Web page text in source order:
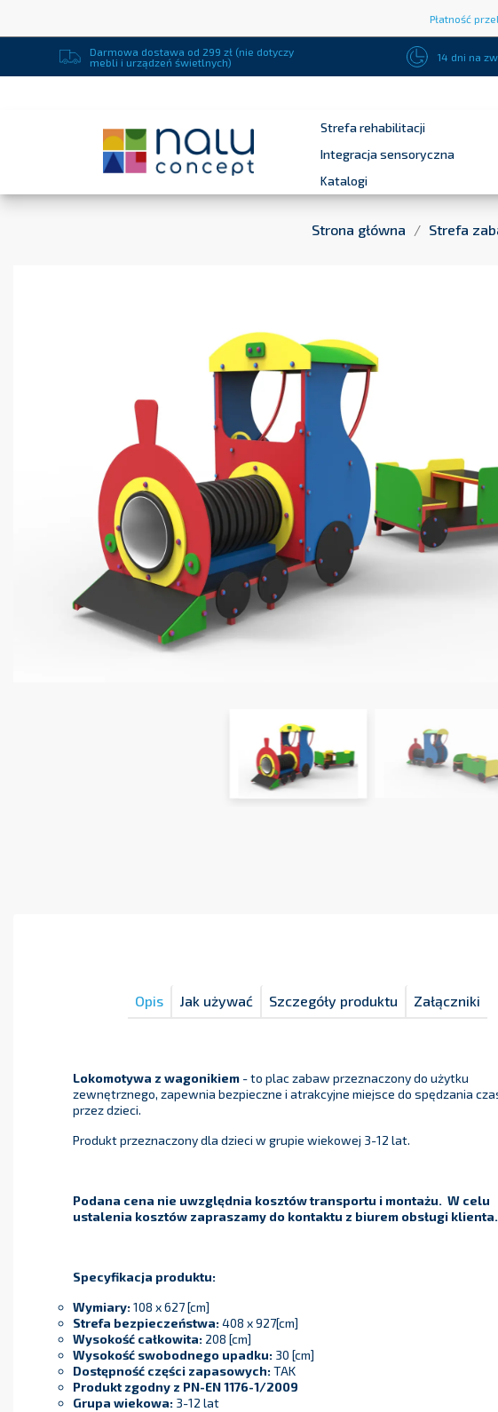
Płatność
Darmowa dostawa od 299 zł (nie dotyczy
mebli i urządzeń świetlnych)
14 dni na
Strefa rehabilitacji
Integracja sensoryczna
Katalogi
Strona główna Strefa
Opis Jak używać Szczegóły produktu Załączniki
Lokomotywa z wagonikiem - to plac zabaw przeznaczony do użytku
zewnętrznego, zapewnia bezpieczne i atrakcyjne miejsce do spędzania
przez dzieci.
Produkt przeznaczony dla dzieci w grupie wiekowej 3-12 lat.
Podana cena nie uwzględnia kosztów transportu i montażu. W celu
ustalenia kosztów zapraszamy do kontaktu z biurem obsługi klienta.
Specyfikacja produktu:
Wymiary:108 x 627 [cm]
Strefa bezpieczeństwa:408 x 927[cm]
Wysokość całkowita: 208 [cm]
Wysokość swobodnego upadku: 30 [cm]
Dostępność części zapasowych:TAK
Produkt zgodny z PN-EN 1176-1/2009
Grupa wiekowa: 3-12 lat